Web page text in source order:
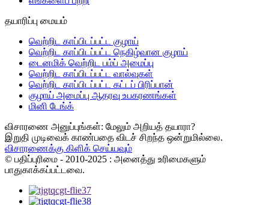
தயாரிப்பு மையம்
வெற்றிட காப்பிடப்பட்ட குழாய்
வெற்றிட காப்பிடப்பட்ட நெகிழ்வான குழாய்
டைனமிக் வெற்றிட பம்ப் அமைப்பு
வெற்றிட காப்பிடப்பட்ட வால்வுகள்
வெற்றிட காப்பிடப்பட்ட கட்டப் பிரிப்பான்
குழாய் அமைப்பு ஆதரவு உபகரணங்கள்
மினி டேங்க்
விசாரணை அனுப்புங்கள்: மேலும் அறியத் தயாரா?
இறுதி முடிவைக் காண்பதை விடச் சிறந்த ஒன்றுமில்லை.
விசாரணைக்கு கிளிக் செய்யவும்
© பதிப்புரிமை - 2010-2025 : அனைத்து உரிமைகளும்
பாதுகாக்கப்பட்டவை.